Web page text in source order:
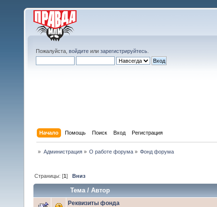
Пожалуйста, войдите или зарегистрируйтесь
Начало Помощь Поиск Вход Регистрация
» Администрация» О работе форума» Фонд форума
Страницы: [1]Вниз
Тема/Автор
Реквизиты фонда